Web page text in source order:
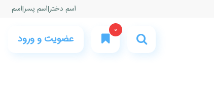
اسم دختر|اسم پسر|اسم
0
عضویت و ورود